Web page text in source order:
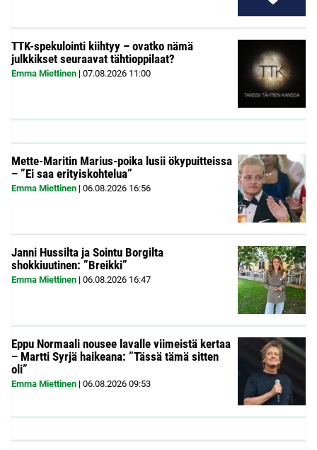
TTK-spekulointi kiihtyy – ovatko nämä
julkkikset seuraavat tähtioppilaat?
Emma Miettinen | 07.08.2026 11:00
Mette-Maritin Marius-poika lusii ökypuitteissa
– ”Ei saa erityiskohtelua”
Emma Miettinen | 06.08.2026 16:56
Janni Hussilta ja Sointu Borgilta
shokkiuutinen: ”Breikki”
Emma Miettinen | 06.08.2026 16:47
Eppu Normaali nousee lavalle viimeistä kertaa
– Martti Syrjä haikeana: ”Tässä tämä sitten
oli”
Emma Miettinen | 06.08.2026 09:53